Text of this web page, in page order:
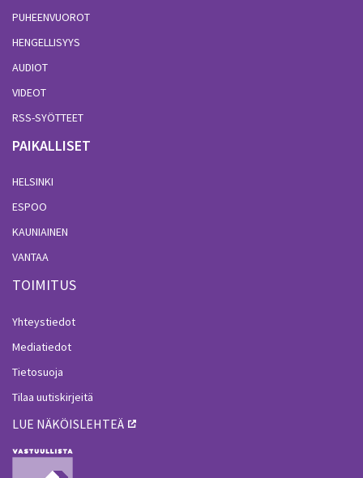
PUHEENVUOROT
HENGELLISYYS
AUDIOT
VIDEOT
RSS-SYÖTTEET
PAIKALLISET
HELSINKI
ESPOO
KAUNIAINEN
VANTAA
TOIMITUS
Yhteystiedot
Mediatiedot
Tietosuoja
Tilaa uutiskirjeitä
LUE NÄKÖISLEHTEÄ